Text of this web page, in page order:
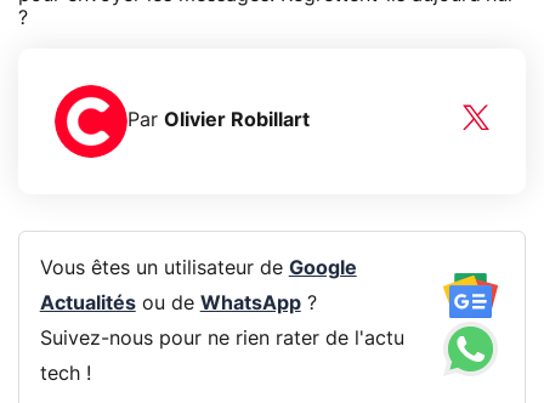
?
Par Olivier Robillart
Vous êtes un utilisateur de Google
Actualitésou de WhatsApp?
Suivez-nous pour ne rien rater de l'actu
tech !